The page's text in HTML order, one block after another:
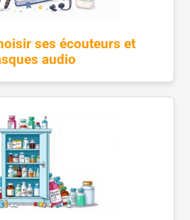
ses écouteurs et
audio